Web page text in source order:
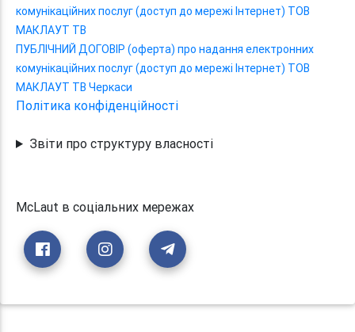
комунікаційних послуг (доступ до мережі Інтернет) ТОВ
МАКЛАУТ ТВ
ПУБЛІЧНИЙ ДОГОВІР (оферта) про надання електронних
комунікаційних послуг (доступ до мережі Інтернет) ТОВ
МАКЛАУТ ТВ Черкаси
Політика конфіденційності
Звіти про структуру власності
McLaut в соціальних мережах